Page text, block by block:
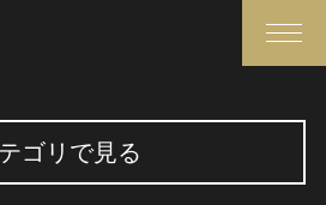
ゴリで見る